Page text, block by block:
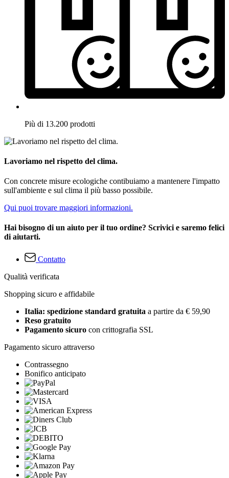
Più di 13.200 prodotti
Lavoriamo nel rispetto del clima.
Con concrete misure ecologiche contibuiamo a mantenere l'impatto
sull'ambiente e sul clima il più basso possibile.
Qui puoi trovare maggiori informazioni.
Hai bisogno di un aiuto per il tuo ordine? Scrivici e saremo felici
di aiutarti.
Contatto
Qualità verificata
Shopping sicuro e affidabile
Italia: spedizione standard gratuita a partire da € 59,90
Reso gratuito
Pagamento sicuro con crittografia SSL
Pagamento sicuro attraverso
Contrassegno
Bonifico anticipato